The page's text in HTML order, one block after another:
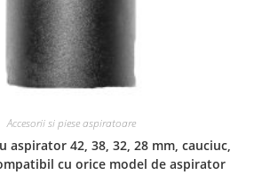
Accesorii si piese aspiratoare
aspirator 42, 38, 32, 28 mm, cauciuc,
cu orice model de aspirator